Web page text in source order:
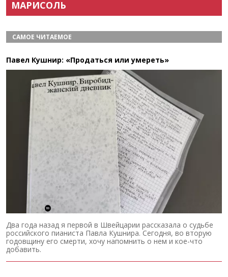
МАРИСОЛЬ
САМОЕ ЧИТАЕМОЕ
Павел Кушнир: «Продаться или умереть»
Два года назад я первой в Швейцарии рассказала о судьбе
российского пианиста Павла Кушнира. Сегодня, во вторую
годовщину его смерти, хочу напомнить о нем и кое-что
добавить.